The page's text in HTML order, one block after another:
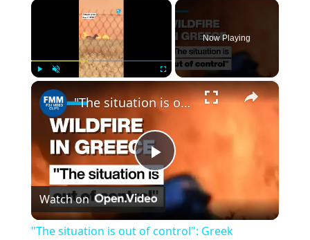
×
Now Playing
×
Play
Video
"The situation is out of control": Greek firefighters battle wildfire for fourth day
Watch on
"The situation is out of control": Greek